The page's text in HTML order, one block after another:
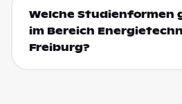
Welche Studienformen
im Bereich
Freiburg?